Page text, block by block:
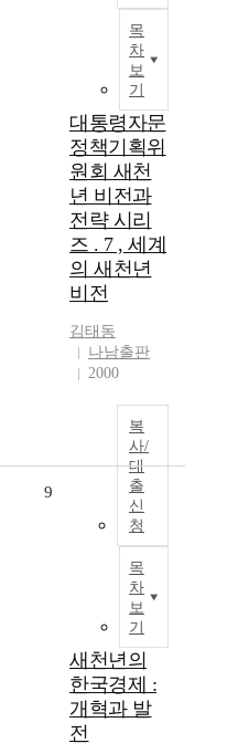
목
차
보
기
대통령자문
정책기획위
원회 새천
년 비전과
전략 시리
즈 . 7 , 세계
의 새천년
비전
김태동
나남출판
2000
복
사/
대
출
신
청
목
차
보
기
9
새천년의
한국경제 :
개혁과 발
전